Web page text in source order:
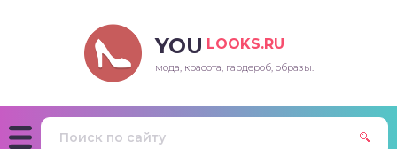
YOU LOOKS.RU
мода, красота, гардероб, образы.